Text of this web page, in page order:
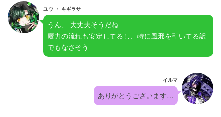
ユウ ・ キギラサ
うん、 大丈夫そうだね
魔力の流れも安定してるし、特に風邪を引いてる訳
でもなさそう
イルマ
ありがとうございます…